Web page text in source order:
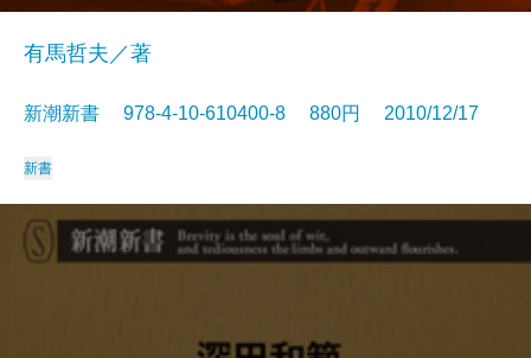
有馬哲夫／著
新潮新書 978-4-10-610400-8 880円 2010/12/17
新書